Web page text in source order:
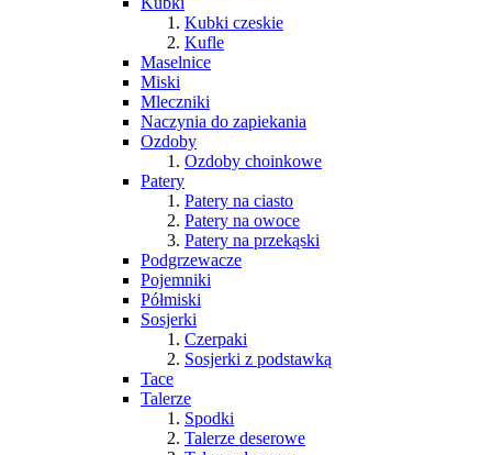
Kubki czeskie
Kufle
Maselnice
Miski
Mleczniki
Naczynia do zapiekania
Ozdoby
Ozdoby choinkowe
Patery
Patery na ciasto
Patery na owoce
Patery na przekąski
Podgrzewacze
Pojemniki
Półmiski
Sosjerki
Czerpaki
Sosjerki z podstawką
Tace
Talerze
Spodki
Talerze deserowe